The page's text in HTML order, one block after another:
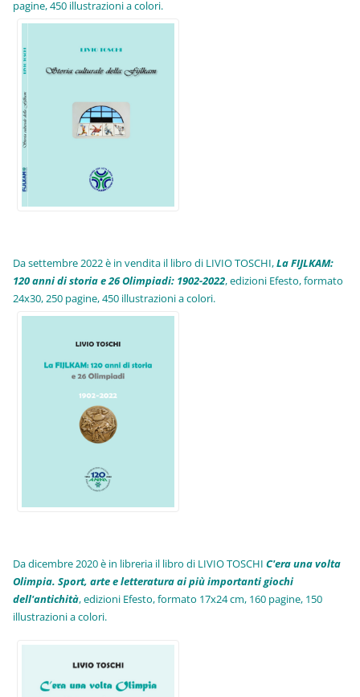
pagine, 450 illustrazioni a colori.
Da settembre 2022 è in vendita il libro di LIVIO TOSCHI,La FIJLKAM:
120 anni di storia e 26 Olimpiadi: 1902-2022, edizioni Efesto, formato
24x30, 250 pagine, 450 illustrazioni a colori.
Da dicembre 2020 è in libreria il libro di LIVIO TOSCHIC'era una volta
Olimpia. Sport, arte e letteratura ai più importanti giochi
dell'antichità,edizioni Efesto, formato 17x24 cm, 160 pagine, 150
illustrazioni a colori.